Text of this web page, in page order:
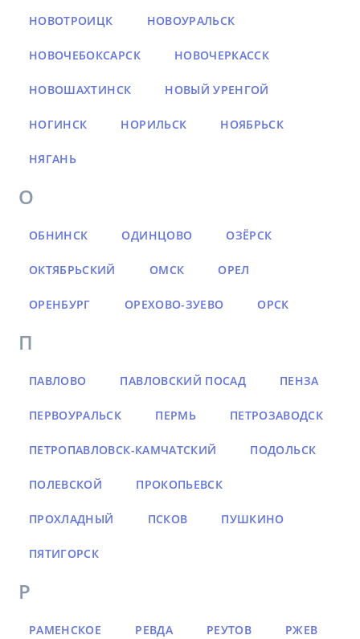
НОВОТРОИЦК НОВОУРАЛЬСК
НОВОЧЕБОКСАРСК НОВОЧЕРКАССК
НОВОШАХТИНСК НОВЫЙ УРЕНГОЙ
НОГИНСК НОРИЛЬСК НОЯБРЬСК
НЯГАНЬ
О
ОБНИНСК ОДИНЦОВО ОЗЁРСК
ОКТЯБРЬСКИЙ ОМСК ОРЕЛ
ОРЕНБУРГ ОРЕХОВО-ЗУЕВО ОРСК
П
ПАВЛОВО ПАВЛОВСКИЙ ПОСАД ПЕНЗА
ПЕРВОУРАЛЬСК ПЕРМЬ ПЕТРОЗАВОДСК
ПЕТРОПАВЛОВСК-КАМЧАТСКИЙ ПОДОЛЬСК
ПОЛЕВСКОЙ ПРОКОПЬЕВСК
ПРОХЛАДНЫЙ ПСКОВ ПУШКИНО
ПЯТИГОРСК
Р
РАМЕНСКОЕ РЕВДА РЕУТОВ РЖЕВ